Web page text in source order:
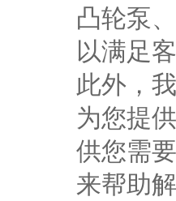
凸轮泵
以满足
此外，
为您提
供您需
来帮助